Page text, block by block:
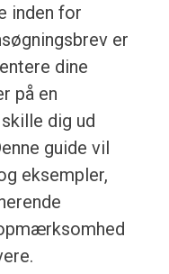
inden for
er
dine
på en
dig ud
guide vil
eksempler,